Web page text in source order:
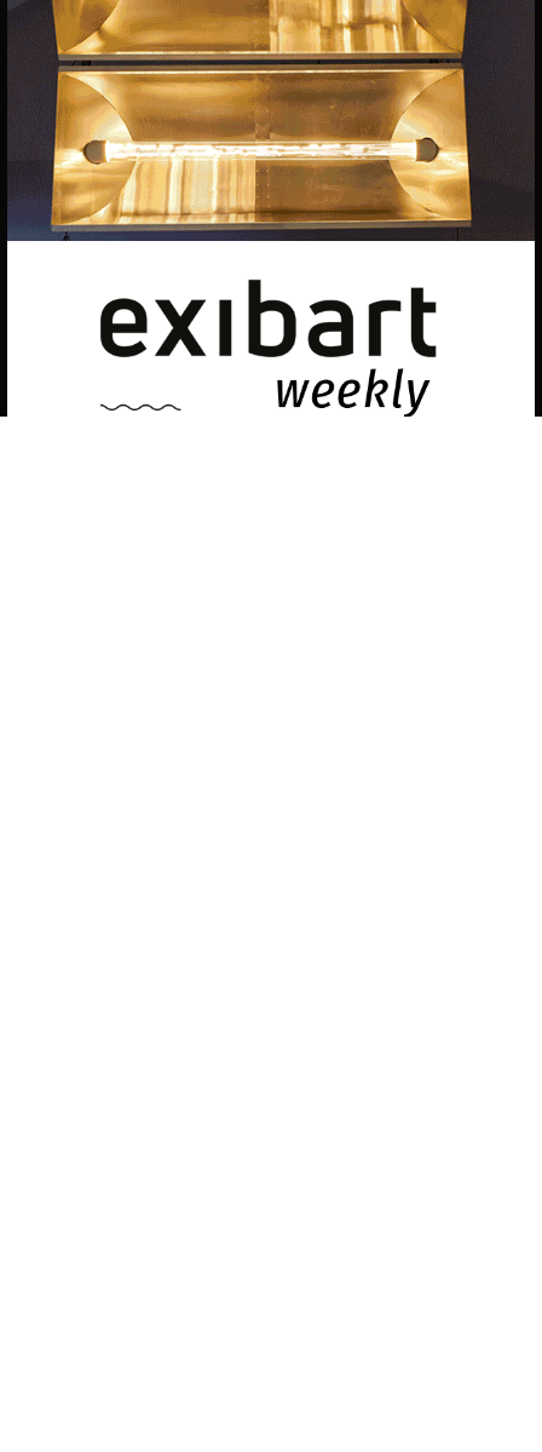
EXIBART SPAIN, S.L.U.
AVINGUDA ROMA, 12
08015 BARCELONA
CIF: B06956841
Suscríbete a la newsletter
Política de privacidad
©exibart 2026 - web design and
Puedes aprender más sobre qué cookies utilizamos o
desactivarlas en los ajustes